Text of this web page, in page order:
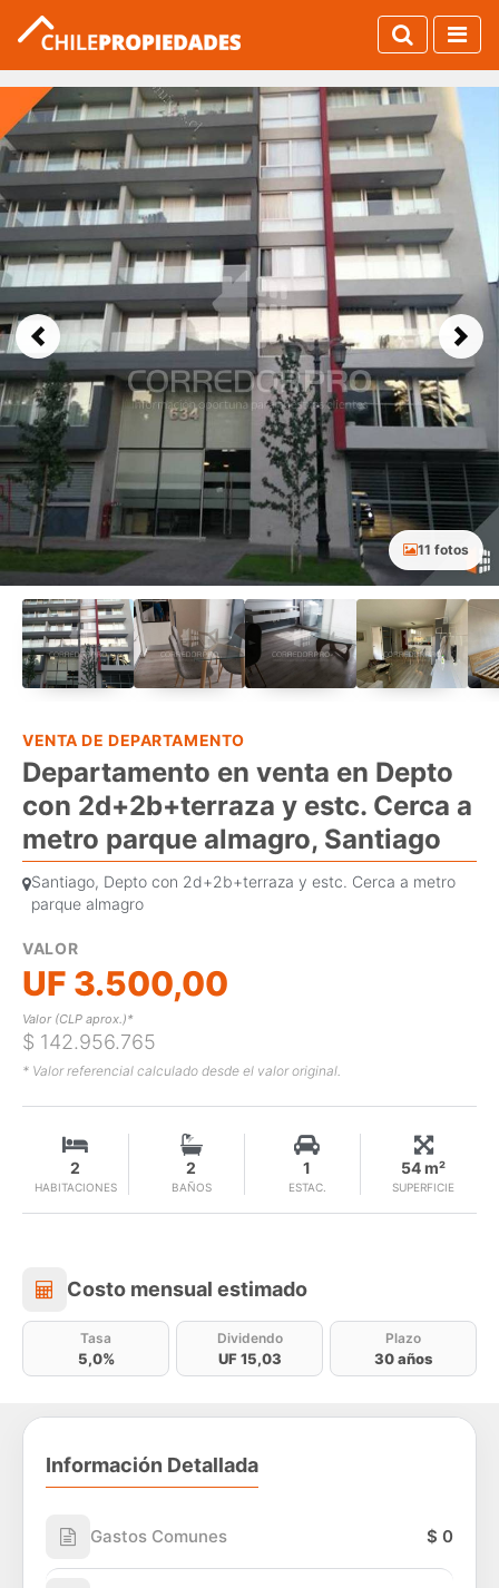
Previous Next
11 fotos
VENTA DE DEPARTAMENTO
Departamento en venta en Depto
con 2d+2b+terraza y estc. Cerca a
metro parque almagro, Santiago
Santiago, Depto con 2d+2b+terraza y estc. Cerca a metro
parque almagro
VALOR
UF 3.500,00
Valor (CLP aprox.)*
$ 142.956.765
* Valor referencial calculado desde el valor original.
HABITACIONES
2
BAÑOS
2
ESTAC.
1
SUPERFICIE
54 m²
Costo mensual estimado
Costo mensual estimado
Tasa
5,0%
Dividendo
UF 15,03
Plazo
30 años
Información Detallada
Gastos Comunes $ 0